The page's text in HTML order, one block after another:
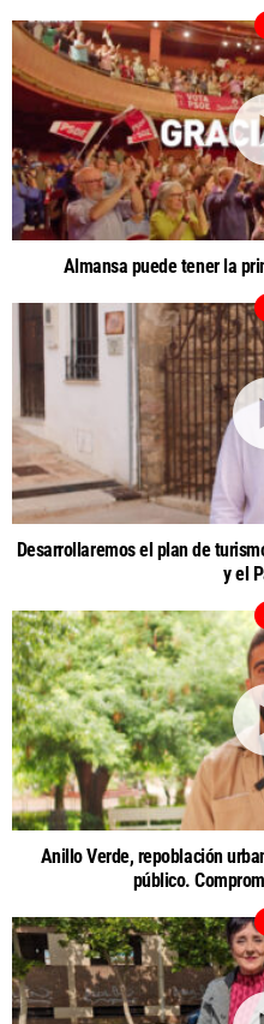
Almansa puede tener la
Desarrollaremos el plan de
y el
Anillo Verde, repoblación
público.